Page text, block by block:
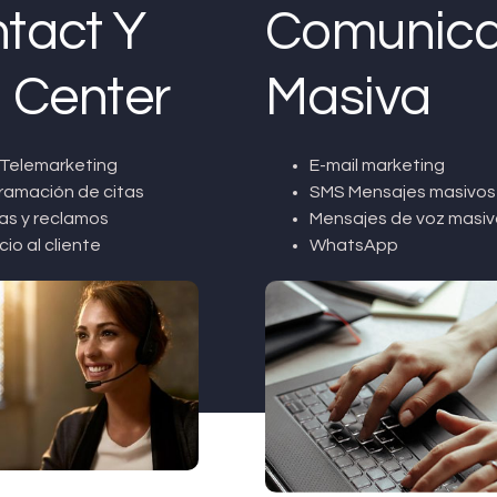
Y
Center
de citas
y reclamos
al cliente
Masiva
E-mail marketing
SMS Mensajes masivos
Mensajes de voz
WhatsApp